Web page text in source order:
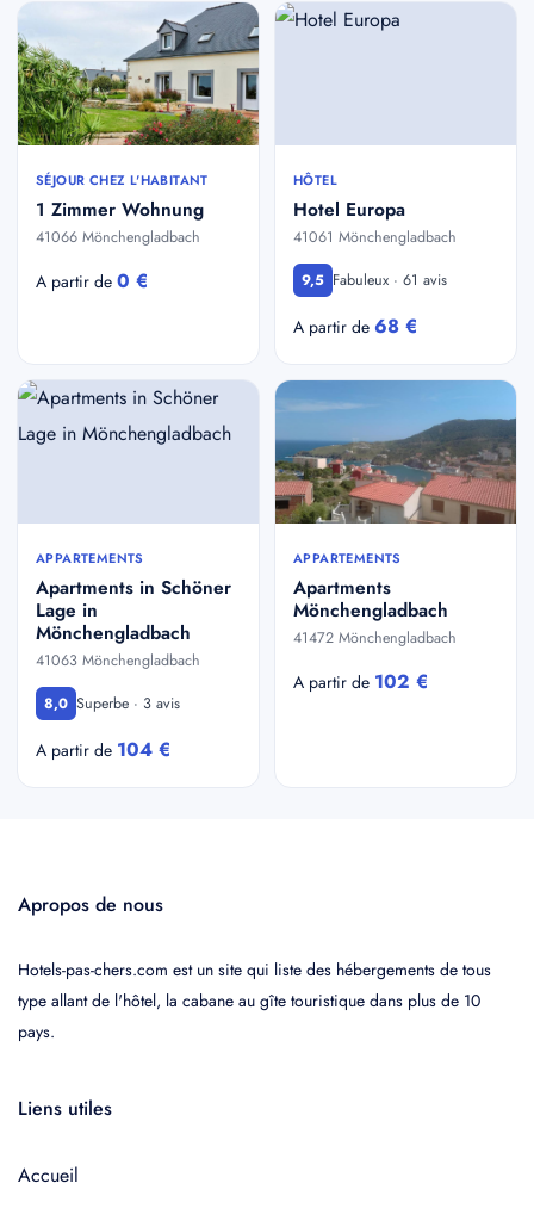
SÉJOUR CHEZ L'HABITANT
1 Zimmer Wohnung
41066 Mönchengladbach
A partir de 0 €
HÔTEL
Hotel Europa
41061 Mönchengladbach
9,5 Fabuleux · 61 avis
A partir de 68 €
APPARTEMENTS
Apartments in Schöner
Lage in
Mönchengladbach
41063 Mönchengladbach
8,0 Superbe · 3 avis
A partir de 104 €
APPARTEMENTS
Apartments
Mönchengladbach
41472 Mönchengladbach
A partir de 102 €
Apropos de nous
Hotels-pas-chers.com est un site qui liste des hébergements de tous
type allant de l'hôtel, la cabane au gîte touristique dans plus de 10
pays.
Liens utiles
Accueil